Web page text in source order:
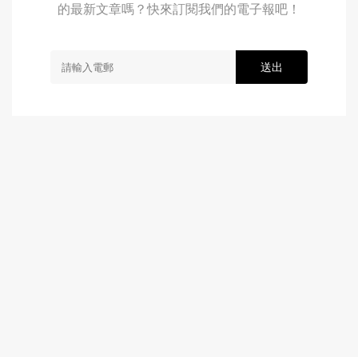
的最新文章嗎？快來訂閱我們的電子報吧！
送出